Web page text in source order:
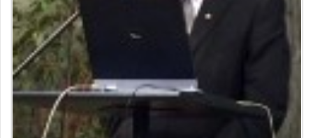
Intézményi listák
Intézmények
Közreműködők